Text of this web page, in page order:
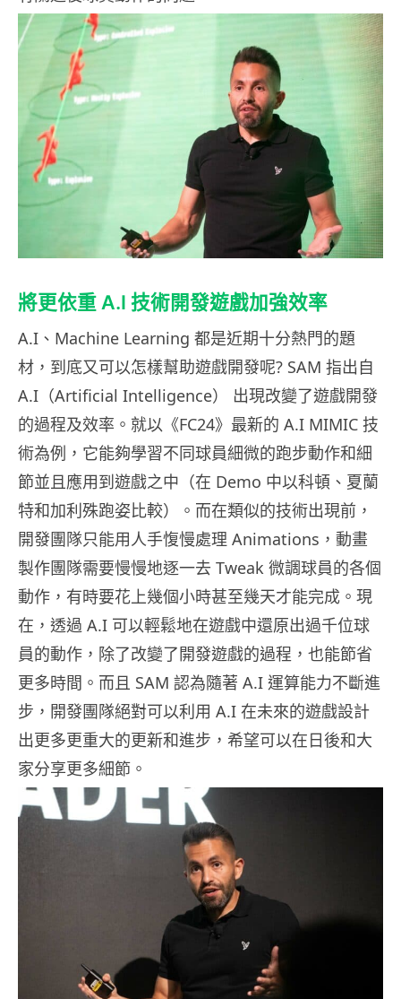
將更依重 A.I 技術開發遊戲加強效率
A.I、Machine Learning 都是近期十分熱門的題
材，到底又可以怎樣幫助遊戲開發呢? SAM 指出自
A.I（Artificial Intelligence） 出現改變了遊戲開發
的過程及效率。就以《FC24》最新的 A.I MIMIC 技
術為例，它能夠學習不同球員細微的跑步動作和細
節並且應用到遊戲之中（在 Demo 中以科頓、夏蘭
特和加利殊跑姿比較）。而在類似的技術出現前，
開發團隊只能用人手愎慢處理 Animations，動畫
製作團隊需要慢慢地逐一去 Tweak 微調球員的各個
動作，有時要花上幾個小時甚至幾天才能完成。現
在，透過 A.I 可以輕鬆地在遊戲中還原出過千位球
員的動作，除了改變了開發遊戲的過程，也能節省
更多時間。而且 SAM 認為隨著 A.I 運算能力不斷進
步，開發團隊絕對可以利用 A.I 在未來的遊戲設計
出更多更重大的更新和進步，希望可以在日後和大
家分享更多細節。